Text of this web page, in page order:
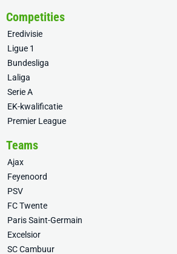
Competities
Eredivisie
Ligue 1
Bundesliga
Laliga
Serie A
EK-kwalificatie
Premier League
Teams
Ajax
Feyenoord
PSV
FC Twente
Paris Saint-Germain
Excelsior
SC Cambuur